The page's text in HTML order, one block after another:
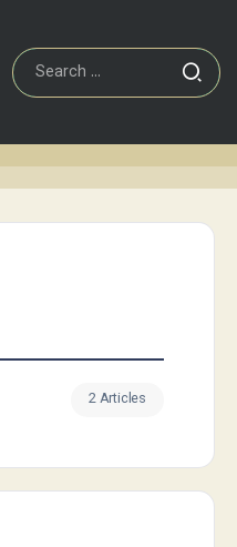
2 Articles